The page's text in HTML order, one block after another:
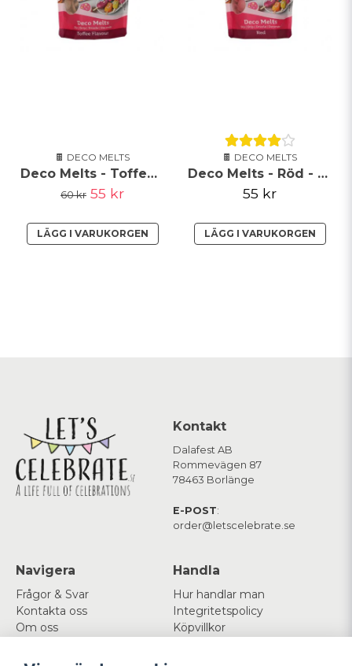
🍫 DECO MELTS
Deco Melts - Toffee - FunCakes
60 kr 55 kr
LÄGG I VARUKORGEN
🍫 DECO MELTS
Deco Melts - Röd - FunCakes
55 kr
LÄGG I VARUKORGEN
Kontakt
Dalafest AB
Rommevägen 87
78463 Borlänge
E-POST:
order@letscelebrate.se
Navigera
Frågor & Svar
Kontakta oss
Om oss
Handla
Hur handlar man
Integritetspolicy
Köpvillkor